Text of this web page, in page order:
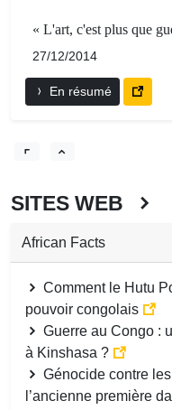
« L'art, c'est plus que
27/12/2014
En résumé
SITES WEB
African Facts
Comment le Hutu
pouvoir congolais
Guerre au Congo :
à Kinshasa ?
Génocide contre
l’ancienne première